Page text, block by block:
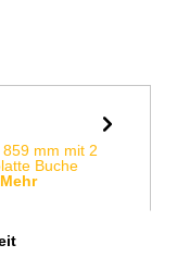
mm mit 2
Buche
Mehr